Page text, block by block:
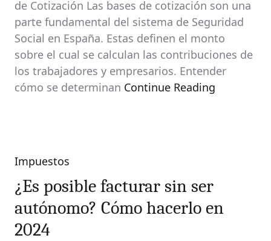
de Cotización Las bases de cotización son una
parte fundamental del sistema de Seguridad
Social en España. Estas definen el monto
sobre el cual se calculan las contribuciones de
los trabajadores y empresarios. Entender
cómo se determinan Continue Reading
Categories
Impuestos
¿Es posible facturar sin ser
autónomo? Cómo hacerlo en
2024